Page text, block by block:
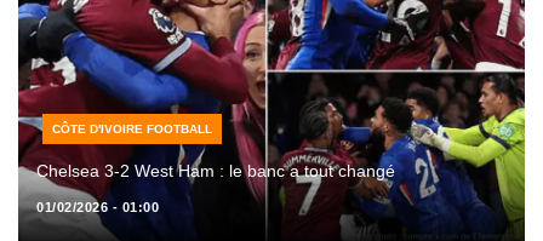
CÔTE D'IVOIRE FOOTBALL
Chelsea 3-2 West Ham : le banc a tout changé
01/02/2026 - 01:00